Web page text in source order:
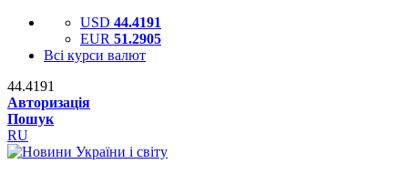
USD 44.4191
EUR 51.2905
Всі курси валют
44.4191
Авторизація
Пошук
RU